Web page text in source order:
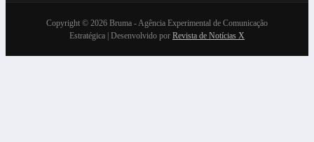
Copyright © 2026 Bruma - Agência Experimental de Comunicação
Estratégica | Desenvolvido por Revista de Notícias X